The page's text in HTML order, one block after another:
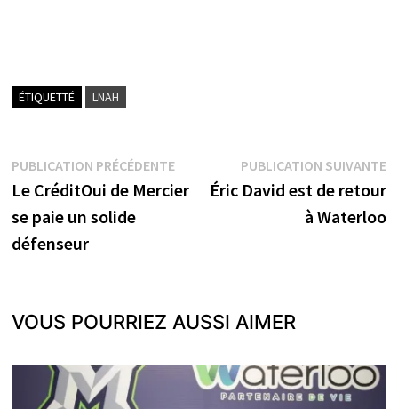
ÉTIQUETTÉ LNAH
Navigation
de
l’article
PUBLICATION PRÉCÉDENTEPublication
précédente :
Le CréditOui de Mercier
se paie un solide
défenseur
PUBLICATION SUIVANTE
Éric David est de retour
à Waterloo
VOUS POURRIEZ AUSSI AIMER